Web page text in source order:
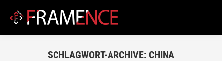
SCHLAGWORT-ARCHIVE: CHINA